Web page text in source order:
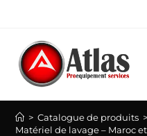
content
> Catalogue de produits >
Matériel de lavage – Maroc